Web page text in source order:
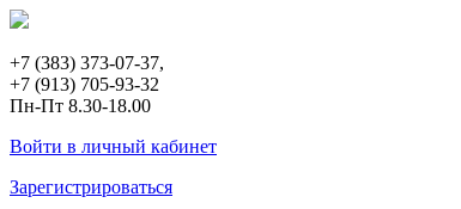
+7 (383) 373-07-37,
+7 (913) 705-93-32
Пн-Пт 8.30-18.00
Войти в личный кабинет
Зарегистрироваться